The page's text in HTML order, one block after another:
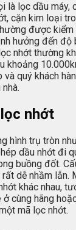
là lọc dầu
cặn kim loại
được kiểm
hưởng đến độ
nhớt thường
khoảng
quý khách
nhớt
hình trụ tròn
dầu nhớt đi
buồng đốt.
rất dễ nhầm
khác nhau,
cùng hãng
mã lọc nhớt.